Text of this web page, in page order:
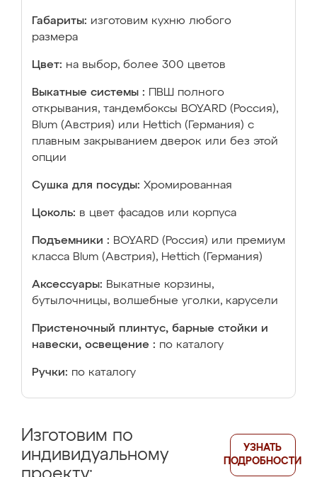
Габариты: изготовим кухню любого
размера
Цвет: на выбор, более 300 цветов
Выкатные системы :
ПВШ полного
открывания, тандембоксы BOYARD (Россия),
Blum (Австрия) или Hettich (Германия) с
плавным закрыванием дверок или без этой
опции
Сушка для посуды: Хромированная
Цоколь: в цвет фасадов или корпуса
Подъемники : BOYARD (Россия) или премиум
класса Blum (Австрия), Hettich (Германия)
Аксессуары: Выкатные корзины,
бутылочницы, волшебные уголки, карусели
Пристеночный плинтус, барные стойки и
навески, освещение : по каталогу
Ручки: по каталогу
Изготовим по
индивидуальному
УЗНАТЬ
ПОДРОБНОСТИ